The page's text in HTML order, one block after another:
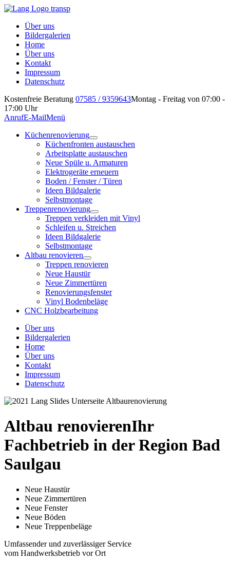
Über uns
Bildergalerien
Home
Über uns
Kontakt
Impressum
Datenschutz
Kostenfreie Beratung 07585 / 9359643Montag - Freitag von 07:00 -
17:00 Uhr
AnrufE-MailMenü
Küchenrenovierung
Küchenfronten austauschen
Arbeitsplatte austauschen
Neue Spüle u. Armaturen
Elektrogeräte erneuern
Boden / Fenster / Türen
Ideen Bildgalerie
Selbstmontage
Treppenrenovierung
Treppen verkleiden mit Vinyl
Schleifen u. Streichen
Ideen Bildgalerie
Selbstmontage
Altbau renovieren
Treppen renovieren
Neue Haustür
Neue Zimmertüren
Renovierungsfenster
Vinyl Bodenbeläge
CNC Holzbearbeitung
Über uns
Bildergalerien
Home
Über uns
Kontakt
Impressum
Datenschutz
Altbau renovierenIhr
Fachbetrieb in der Region Bad
Saulgau
Neue Haustür
Neue Zimmertüren
Neue Fenster
Neue Böden
Neue Treppenbeläge
Umfassender und zuverlässiger Service
vom Handwerksbetrieb vor Ort